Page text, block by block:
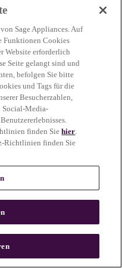
Sage Appliances. Auf
Funktionen Cookies
Website erforderlich
Seite gelangt sind und
befolgen Sie bitte
und Tags für die
Besucherzahlen,
Social-Media-
finden Siehier.
Richtlinien finden Sie